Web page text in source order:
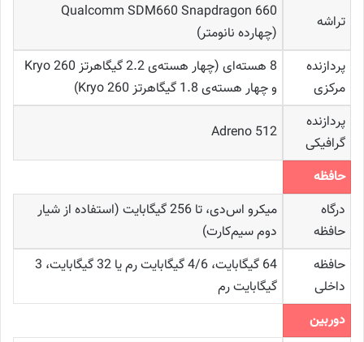
تراشه
Qualcomm SDM660 Snapdragon 660
(چهارده نانومتر)
پردازنده
مرکزی
8 هسته‌ای (چهار هسته‌ی 2.2 گیگاهرتز Kryo 260
و چهار هسته‌ی 1.8 گیگاهرتز Kryo 260)
پردازنده
گرافیکی
Adreno 512
حافظه
درگاه
حافظه
میکرو اس‌دی، تا 256 گیگابایت (استفاده از شیار
دوم سیم‌کارت)
حافظه
داخلی
64 گیگابایت، 4/6 گیگابایت رم یا 32 گیگابایت، 3
گیگابایت رم
دوربین